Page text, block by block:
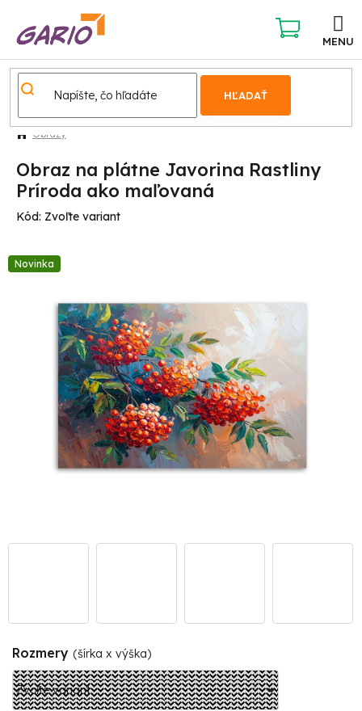
obsah
HĽADAŤ
NÁKUPNÝ
KOŠÍK
Obrazy
Obraz na plátne Javorina Rastliny
Príroda ako maľovaná
Kód: Zvoľte variant
Novinka
Rozmery (šírka x výška)